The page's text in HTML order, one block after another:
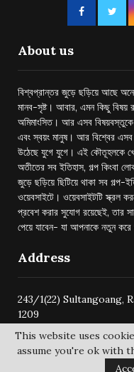
About us
বিশ্বপ্রান্তর জুড়ে ছড়িয়ে আছে
মানব-সৃষ্ট। আবার, এমন কিছু বিষয়
অমিমাংসিত। আর এসব বিষয়বস্তুকে
এবং স্বয়ং মানুষ। আর বিশ্বের এসব
উঠেছে যুগে যুগে। এই কৌতূহলকে
অতীতের সব ইতিহাস, গল্প কিংবা
জুড়ে ছড়িয়ে ছিটিয়ে থাকা সব গল্প-
ওয়েবসাইটে। ওয়েবসাইটটি স্ক্রল
প্রবেশ করার সুযোগ রয়েছেই, তার
পেয়ে যাবেন- যা আপনাকে নতুন করে
Address
243/1(22) Sultangoang,
1209
This website uses
assume you're ok with